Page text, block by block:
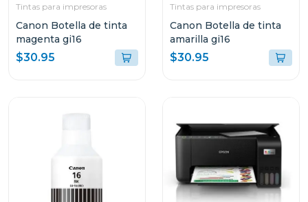
Tintas para impresoras
Canon Botella de tinta
magenta gi16
$30.95
Tintas para impresoras
Canon Botella de tinta
amarilla gi16
$30.95